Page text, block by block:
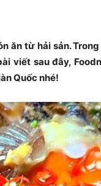
ăn từ hải sản.
viết sau đây,
Quốc nhé!